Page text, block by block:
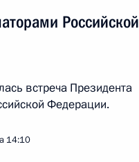
Российской
встреча Президента
Федерации.
14:10